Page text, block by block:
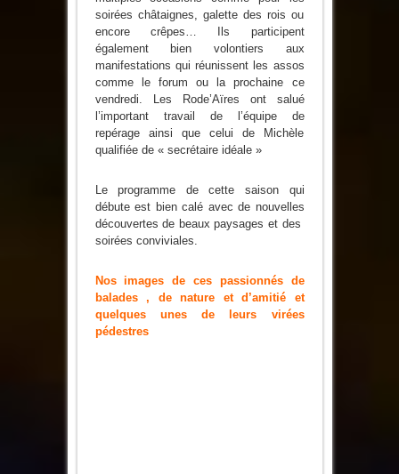
soirées châtaignes, galette des rois ou
encore crêpes… Ils participent
également bien volontiers aux
manifestations qui réunissent les assos
comme le forum ou la prochaine ce
vendredi. Les Rode’Aïres ont salué
l’important travail de l’équipe de
repérage ainsi que celui de Michèle
qualifiée de « secrétaire idéale »
Le programme de cette saison qui
débute est bien calé avec de nouvelles
découvertes de beaux paysages et des
soirées conviviales.
Nos images de ces passionnés de
balades , de nature et d’amitié et
quelques unes de leurs virées
pédestres